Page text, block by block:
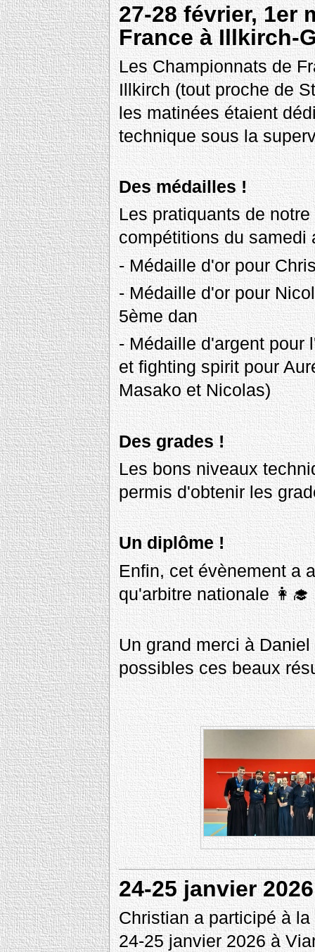
27-28 février, 1er
France à Illkirch-
Les Championnats de
Illkirch (tout proche de
les matinées étaient
technique sous la
Des médailles !
Les pratiquants de
compétitions du samedi
- Médaille d'or pour
- Médaille d'or pour
5ème dan
- Médaille d'argent pour
et fighting spirit pour
Masako et Nicolas)
Des grades !
Les bons niveaux
permis d'obtenir les
Un diplôme !
Enfin, cet évènement a
qu'arbitre nationale 👩‍🎓
Un grand merci à
possibles ces beaux
24-25 janvier
Christian a participé à
24-25 janvier 2026 à